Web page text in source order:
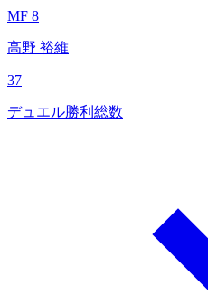
MF 8
高野 裕維
37
デュエル勝利総数